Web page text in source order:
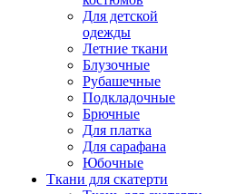
Для детской
одежды
Летние ткани
Блузочные
Рубашечные
Подкладочные
Брючные
Для платка
Для сарафана
Юбочные
Ткани для скатерти